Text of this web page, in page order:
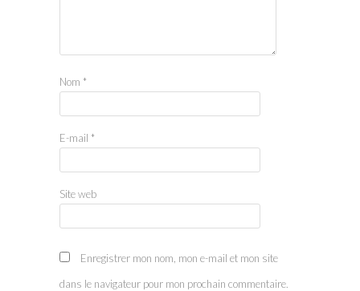
Nom *
E-mail *
Site web
Enregistrer mon nom, mon e-mail et mon site
dans le navigateur pour mon prochain commentaire.